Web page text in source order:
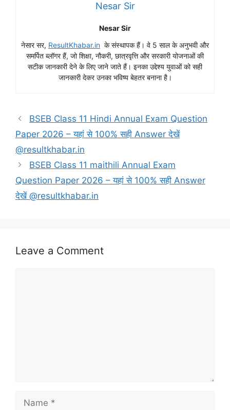
Nesar Sir
Nesar Sir
नेसार सर, ResultKhabar.in के संस्थापक हैं। वे 5 साल के अनुभवी और
समर्पित ब्लॉगर हैं, जो शिक्षा, नौकरी, छात्रवृत्ति और सरकारी योजनाओं की
सटीक जानकारी देने के लिए जाने जाते हैं। इनका उद्देश्य युवाओं को सही
जानकारी देकर उनका भविष्य बेहतर बनाना है।
BSEB Class 11 Hindi Annual Exam Question
Paper 2026 – यहां से 100% सही Answer देखें
@resultkhabar.in
BSEB Class 11 maithili Annual Exam
Question Paper 2026 – यहां से 100% सही Answer
देखें @resultkhabar.in
Leave a Comment
Name